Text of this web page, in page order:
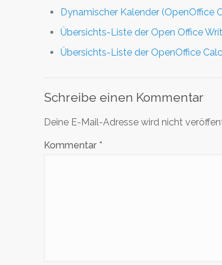
Dynamischer Kalender (OpenOffice
Übersichts-Liste der Open Office
Übersichts-Liste der OpenOffice
Schreibe einen Kommentar
Deine E-Mail-Adresse wird nicht
Kommentar *